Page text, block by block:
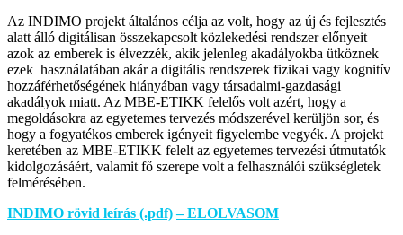
Az INDIMO projekt általános célja az volt, hogy az új és fejlesztés
alatt álló digitálisan összekapcsolt közlekedési rendszer előnyeit
azok az emberek is élvezzék, akik jelenleg akadályokba ütköznek
ezek használatában akár a digitális rendszerek fizikai vagy kognitív
hozzáférhetőségének hiányában vagy társadalmi-gazdasági
akadályok miatt. Az MBE-ETIKK felelős volt azért, hogy a
megoldásokra az egyetemes tervezés módszerével kerüljön sor, és
hogy a fogyatékos emberek igényeit figyelembe vegyék. A projekt
keretében az MBE-ETIKK felelt az egyetemes tervezési útmutatók
kidolgozásáért, valamit fő szerepe volt a felhasználói szükségletek
felmérésében.
INDIMO rövid leírás (.pdf) – ELOLVASOM